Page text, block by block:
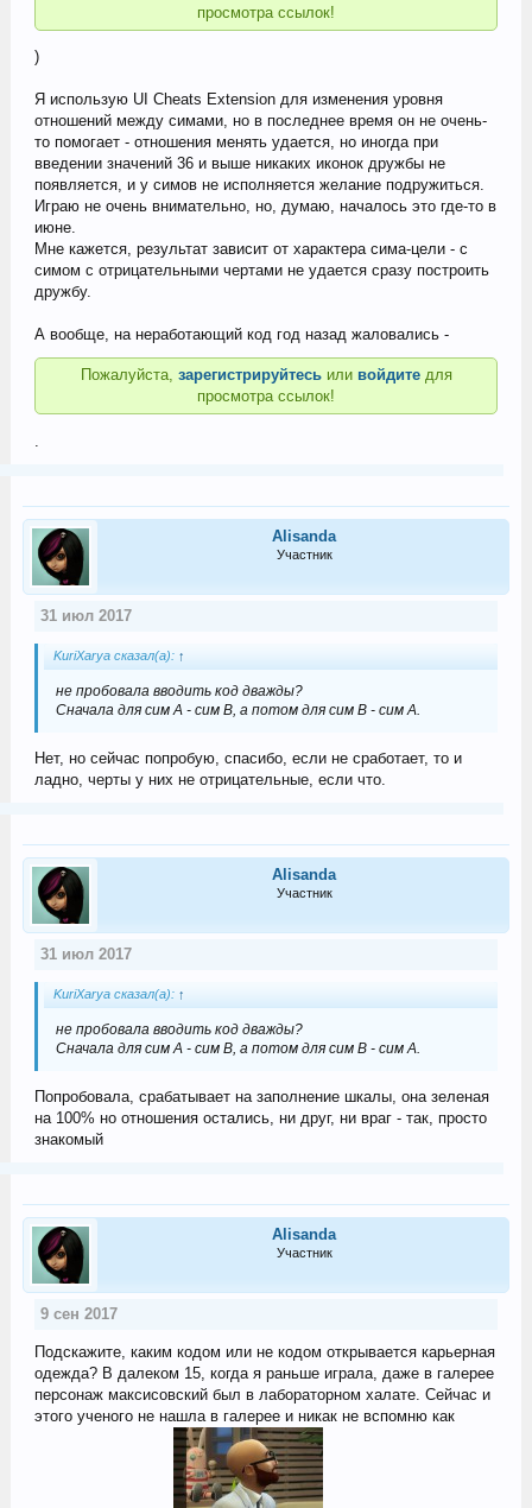
просмотра ссылок!
)
Я использую UI Cheats Extension для изменения уровня
отношений между симами, но в последнее время он не очень-
то помогает - отношения менять удается, но иногда при
введении значений 36 и выше никаких иконок дружбы не
появляется, и у симов не исполняется желание подружиться.
Играю не очень внимательно, но, думаю, началось это где-то в
июне.
Мне кажется, результат зависит от характера сима-цели - с
симом с отрицательными чертами не удается сразу построить
дружбу.
А вообще, на неработающий код год назад жаловались -
Пожалуйста, зарегистрируйтесьили войдите для
просмотра ссылок!
Alisanda
Участник
31 июл 2017
KuriXarya сказал(а): ↑
не пробовала вводить код дважды?
Сначала для сим А - сим В, а потом для сим В - сим А.
Нет, но сейчас попробую, спасибо, если не сработает, то и
ладно, черты у них не отрицательные, если что.
Alisanda
Участник
31 июл 2017
KuriXarya сказал(а): ↑
не пробовала вводить код дважды?
Сначала для сим А - сим В, а потом для сим В - сим А.
Попробовала, срабатывает на заполнение шкалы, она зеленая
на 100% но отношения остались, ни друг, ни враг - так, просто
знакомый
Alisanda
Участник
9 сен 2017
Подскажите, каким кодом или не кодом открывается карьерная
одежда? В далеком 15, когда я раньше играла, даже в галерее
персонаж максисовский был в лабораторном халате. Сейчас и
этого ученого не нашла в галерее и никак не вспомню как